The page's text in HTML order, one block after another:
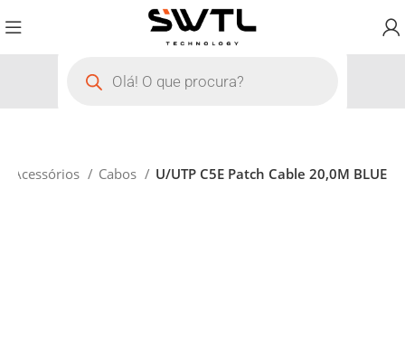
Acessórios Cabos U/UTP C5E Patch Cable 20,0M BLUE